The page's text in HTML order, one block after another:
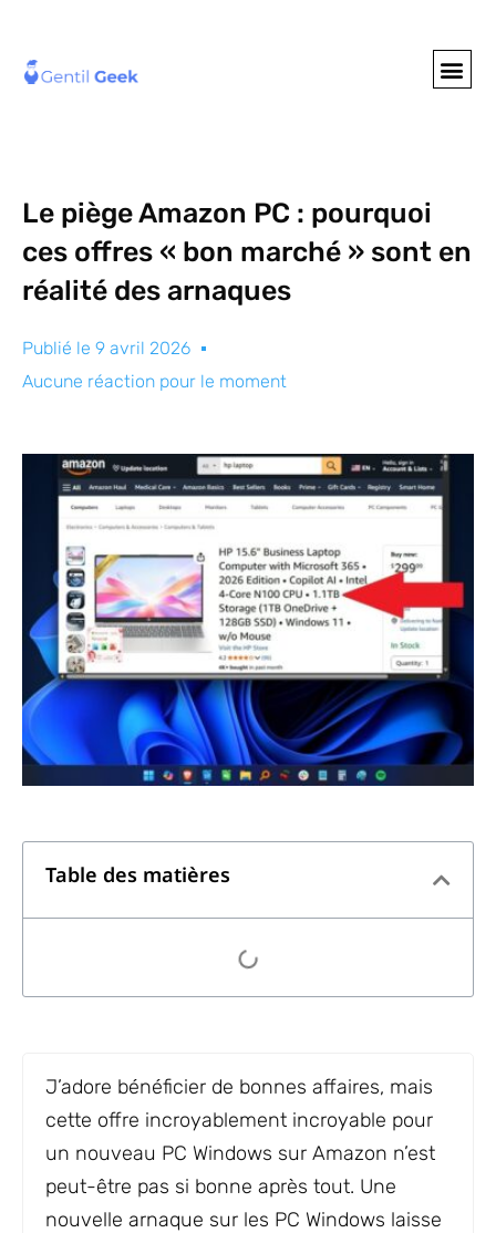
Le piège Amazon PC : pourquoi
ces offres « bon marché » sont en
réalité des arnaques
Publié le 9 avril 2026
Aucune réaction pour le moment
Table des matières
J’adore bénéficier de bonnes affaires, mais
cette offre incroyablement incroyable pour
un nouveau PC Windows sur Amazon n’est
peut-être pas si bonne après tout. Une
nouvelle arnaque sur les PC Windows laisse